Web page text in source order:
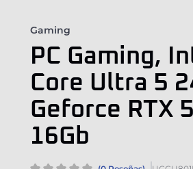
Gaming
PC Gaming,
Core Ultra 5
Geforce RTX
16Gb